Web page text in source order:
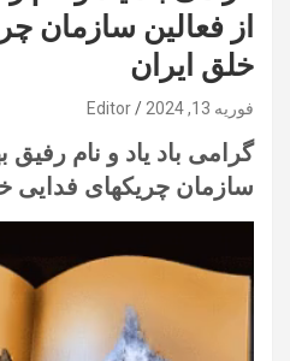
از فعالین سازمان
خلق ایران
فوریه 13, 2024 Editor
گرامی باد یاد و نام رفیق
سازمان چریکهای فدایی